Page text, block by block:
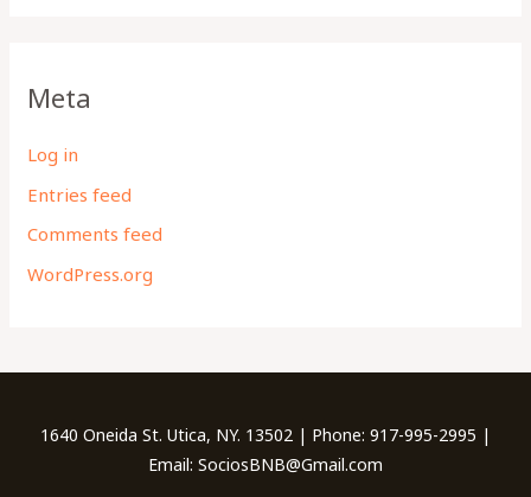
Meta
Log in
Entries feed
Comments feed
WordPress.org
1640 Oneida St. Utica, NY. 13502 | Phone: 917-995-2995 |
Email: SociosBNB@Gmail.com